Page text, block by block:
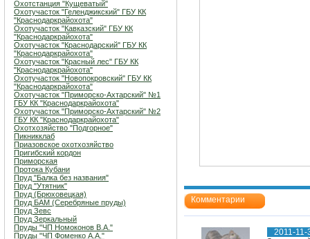
Охотстанция "Кущеватый"
Охотучасток "Геленджикский" ГБУ КК
"Краснодаркрайохота"
Охотучасток "Кавказский" ГБУ КК
"Краснодаркрайохота"
Охотучасток "Краснодарский" ГБУ КК
"Краснодаркрайохота"
Охотучасток "Красный лес" ГБУ КК
"Краснодаркрайохота"
Охотучасток "Новопокровский" ГБУ КК
"Краснодаркрайохота"
Охотучасток "Приморско-Ахтарский" №1
ГБУ КК "Краснодаркрайохота"
Охотучасток "Приморско-Ахтарский" №2
ГБУ КК "Краснодаркрайохота"
Охотхозяйство "Подгорное"
Пикникклаб
Приазовское охотхозяйство
Пригибский кордон
Приморская
Протока Кубани
Пруд "Балка без названия"
Пруд "Утятник"
Пруд (Брюховецкая)
Пруд БАМ (Серебряные пруды)
Пруд Зевс
Пруд Зеркальный
Пруды "ЧП Номоконов В.А."
Пруды "ЧП Фоменко А.А."
Комментарии
2011-11-